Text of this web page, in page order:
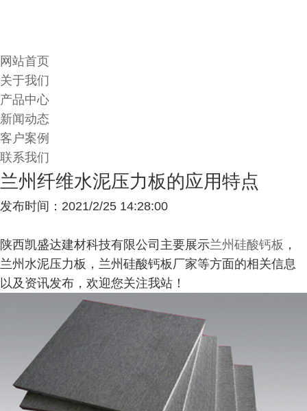
网站首页
关于我们
产品中心
新闻动态
客户案例
联系我们
兰州纤维水泥压力板的应用特点
发布时间：2021/2/25 14:28:00
陕西凯盛达建材科技有限公司主要展示兰州硅酸钙板 ，
兰州水泥压力板，兰州硅酸钙板厂家等方面的相关信息
以及资讯发布，欢迎您关注我站！